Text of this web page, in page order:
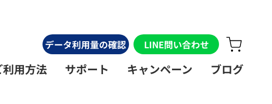
LINE問い合わせ
データ利用量の確認
利用方法 サポート キャンペーン ブログ